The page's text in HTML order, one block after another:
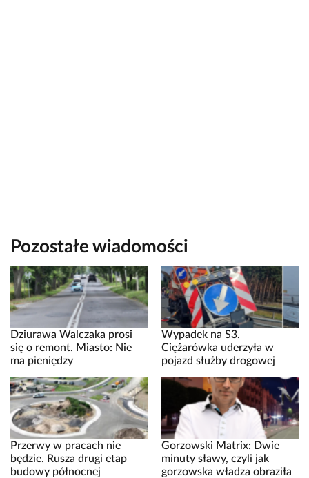
Pozostałe wiadomości
Dziurawa Walczaka prosi
się o remont. Miasto: Nie
ma pieniędzy
Wypadek na S3.
Ciężarówka uderzyła w
pojazd służby drogowej
Przerwy w pracach nie
będzie. Rusza drugi etap
budowy północnej
Gorzowski Matrix: Dwie
minuty sławy, czyli jak
gorzowska władza obraziła